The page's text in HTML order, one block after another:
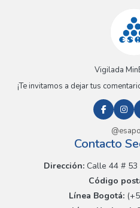
Vigilada
¡Te invitamos a dejar tus
Contacto
Dirección:Calle 44 # 53
Código
Línea Bogotá: